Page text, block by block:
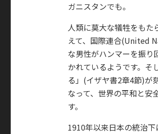
ガニスタンでも。
人類に莫大な犠牲をもた
えて、国際連合(United
な男性がハンマーを振り
かれているようです。そ
る」(イザヤ書2章4節)が
なって、世界の平和と安
す。
1910年以来日本の統治